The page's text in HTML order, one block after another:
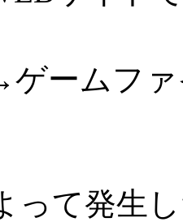
ァイル
って発生